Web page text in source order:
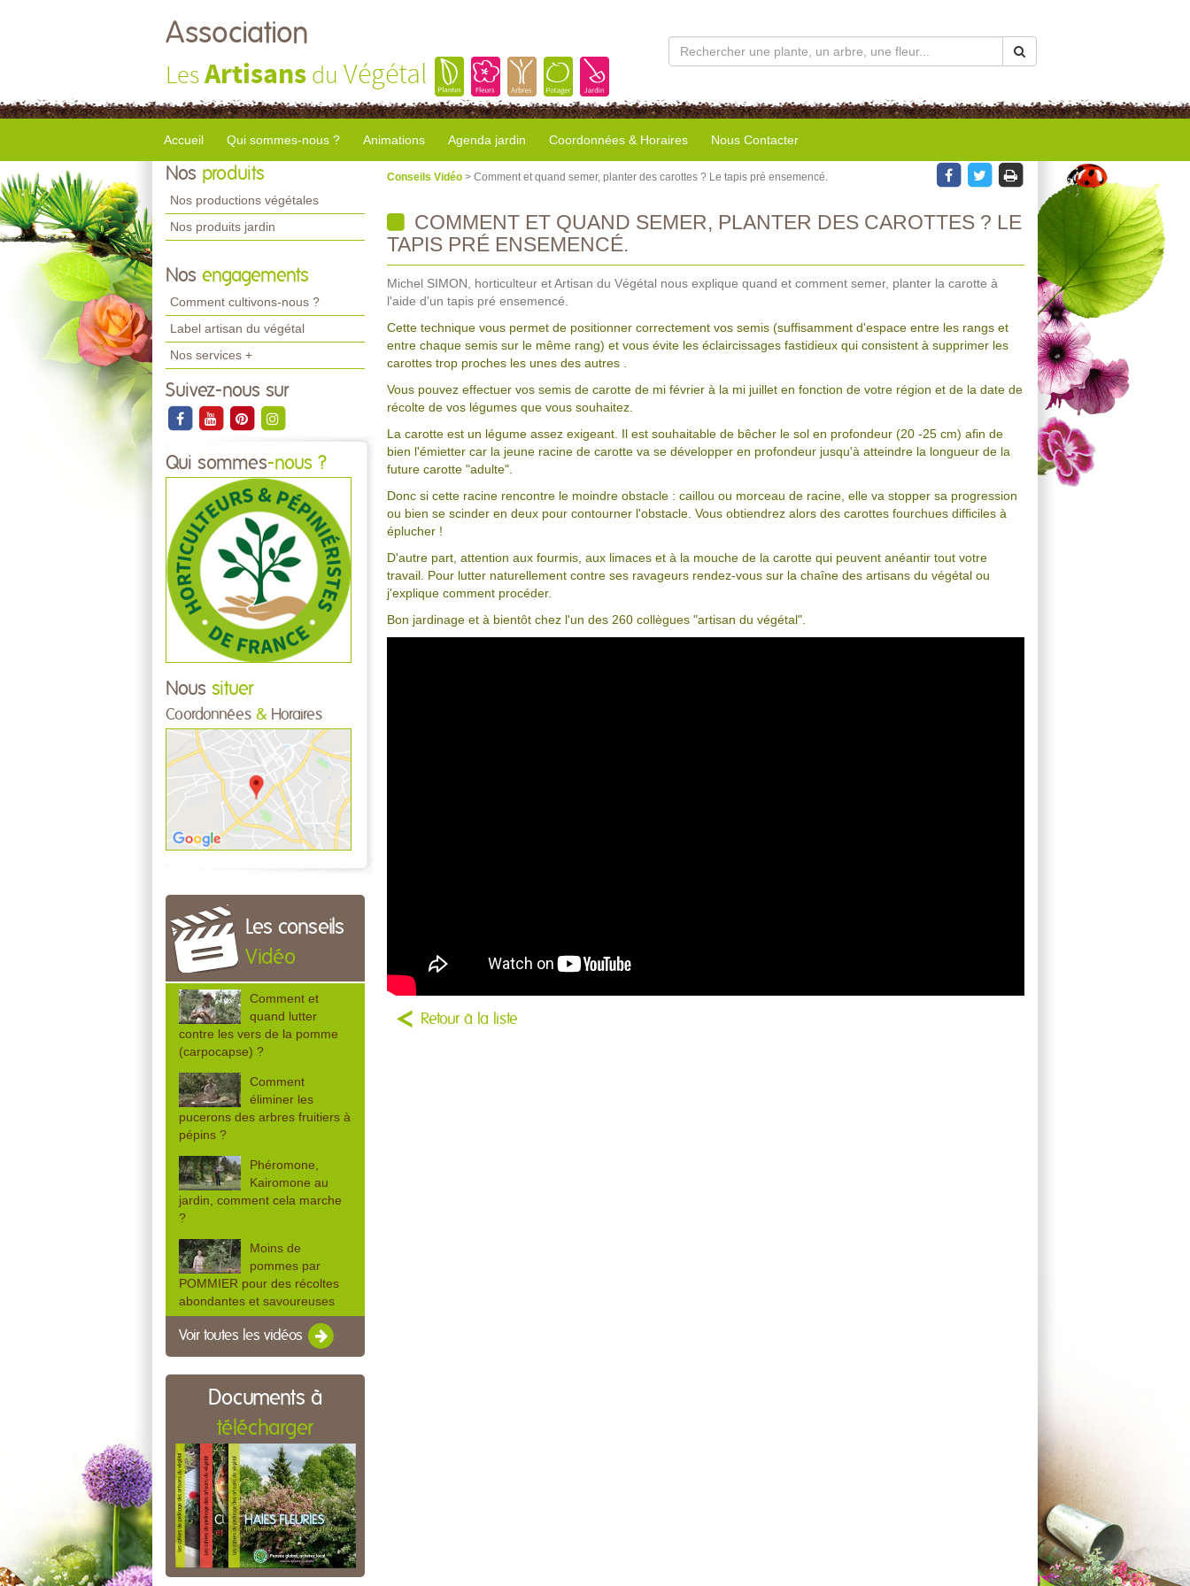
Association
LesArtisans du Végétal
Accueil Qui sommes-nous ? Animations Agenda jardin Coordonnées & Horaires Nous Contacter
Nos produits
Nos productions végétales
Nos produits jardin
Nos engagements
Comment cultivons-nous ?
Label artisan du végétal
Nos services +
Suivez-nous sur
Qui sommes-nous ?
Nous situer
Coordonnées & Horaires
Les conseils
Vidéo
Comment et
quand lutter
contre les vers de la pomme
(carpocapse) ?
Comment
éliminer les
pucerons des arbres fruitiers à
pépins ?
Phéromone,
Kairomone au
jardin, comment cela marche
?
Moins de
pommes par
POMMIER pour des récoltes
abondantes et savoureuses
Voir toutes les vidéos
Documents à
télécharger
Conseils Vidéo > Comment et quand semer, planter des carottes ? Le tapis pré ensemencé.
COMMENT ET QUAND SEMER, PLANTER DES CAROTTES ? LE
TAPIS PRÉ ENSEMENCÉ.
Michel SIMON, horticulteur et Artisan du Végétal nous explique quand et comment semer, planter la carotte à
l'aide d'un tapis pré ensemencé.
Cette technique vous permet de positionner correctement vos semis (suffisamment d'espace entre les rangs et
entre chaque semis sur le même rang) et vous évite les éclaircissages fastidieux qui consistent à supprimer les
carottes trop proches les unes des autres .
Vous pouvez effectuer vos semis de carotte de mi février à la mi juillet en fonction de votre région et de la date de
récolte de vos légumes que vous souhaitez.
La carotte est un légume assez exigeant. Il est souhaitable de bêcher le sol en profondeur (20 -25 cm) afin de
bien l'émietter car la jeune racine de carotte va se développer en profondeur jusqu'à atteindre la longueur de la
future carotte "adulte".
Donc si cette racine rencontre le moindre obstacle : caillou ou morceau de racine, elle va stopper sa progression
ou bien se scinder en deux pour contourner l'obstacle. Vous obtiendrez alors des carottes fourchues difficiles à
éplucher !
D'autre part, attention aux fourmis, aux limaces et à la mouche de la carotte qui peuvent anéantir tout votre
travail. Pour lutter naturellement contre ses ravageurs rendez-vous sur la chaîne des artisans du végétal ou
j'explique comment procéder.
Bon jardinage et à bientôt chez l'un des 260 collègues "artisan du végétal".
Retour à la liste